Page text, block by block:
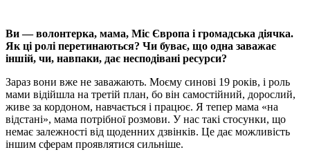
Ви — волонтерка, мама, Міс Європа і громадська діячка.
Як ці ролі перетинаються? Чи буває, що одна заважає
іншій, чи, навпаки, дає несподівані ресурси?
Зараз вони вже не заважають. Моєму синові 19 років, і роль
мами відійшла на третій план, бо він самостійний, дорослий,
живе за кордоном, навчається і працює. Я тепер мама «на
відстані», мама потрібної розмови. У нас такі стосунки, що
немає залежності від щоденних дзвінків. Це дає можливість
іншим сферам проявлятися сильніше.